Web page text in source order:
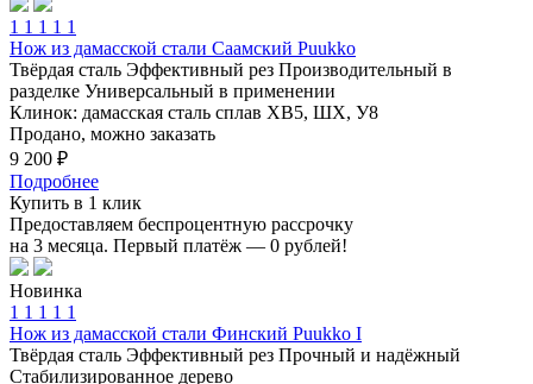
1 1 1 1 1
Нож из дамасской стали Саамский Puukko
Твёрдая сталь Эффективный рез Производительный в
разделке Универсальный в применении
Клинок: дамасская сталь сплав ХВ5, ШХ, У8
Продано, можно заказать
9 200 ₽
Подробнее
Купить в 1 клик
Предоставляем беспроцентную рассрочку
на 3 месяца. Первый платёж — 0 рублей!
Новинка
1 1 1 1 1
Нож из дамасской стали Финский Puukko I
Твёрдая сталь Эффективный рез Прочный и надёжный
Стабилизированное дерево